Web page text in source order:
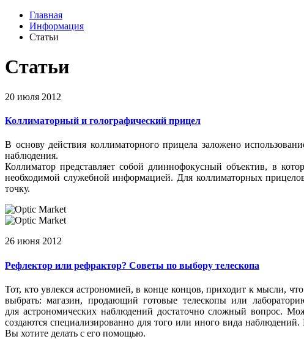
Главная
Информация
Статьи
Статьи
20 июля 2012
Коллиматорный и голографический прицел
В основу действия коллиматорного прицела заложено
наблюдения.
Коллиматор представляет собой длиннофокусный объектив, в
необходимой служебной информацией. Для коллиматорных
точку.
26 июня 2012
Рефлектор или рефрактор? Советы по выбору телескопа
Тот, кто увлекся астрономией, в конце концов, приходит к мысли,
выбрать: магазин, продающий готовые телескопы или
для астрономических наблюдений достаточно сложный вопрос.
создаются специализированно для того или иного вида
Вы хотите делать с его помощью.